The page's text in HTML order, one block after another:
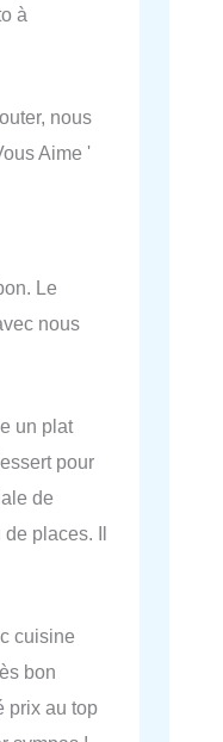
à
nous
Aime '
Le
nous
un plat
pour
de
de places. Il
cuisine
bon
prix au top